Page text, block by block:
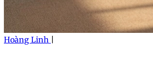
Hoàng Linh